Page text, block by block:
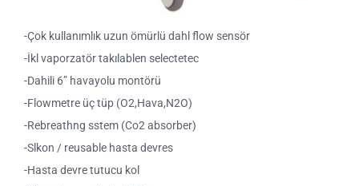
-Çok kullanımlık uzun ömürlü dahl flow sensör
-İkl vaporzatör takılablen selectetec
-Dahili 6” havayolu montörü
-Flowmetre üç tüp (O2,Hava,N2O)
-Rebreathng sstem (Co2 absorber)
-Slkon / reusable hasta devres
-Hasta devre tutucu kol